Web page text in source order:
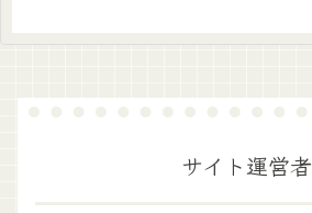
サイト運営者